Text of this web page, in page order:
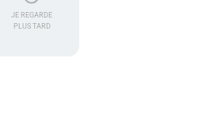
JE REGARDE
PLUS TARD